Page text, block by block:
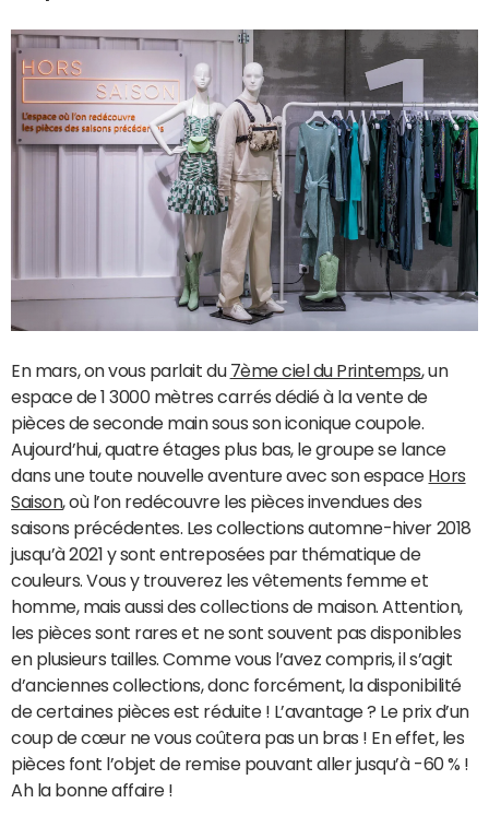
En mars, on vous parlait du 7ème ciel du Printemps, un
espace de 1 3000 mètres carrés dédié à la vente de
pièces de seconde main sous son iconique coupole.
Aujourd’hui, quatre étages plus bas, le groupe se lance
dans une toute nouvelle aventure avec son espace Hors
Saison, où l’on redécouvre les pièces invendues des
saisons précédentes. Les collections automne-hiver 2018
jusqu’à 2021 y sont entreposées par thématique de
couleurs. Vous y trouverez les vêtements femme et
homme, mais aussi des collections de maison. Attention,
les pièces sont rares et ne sont souvent pas disponibles
en plusieurs tailles. Comme vous l’avez compris, il s’agit
d’anciennes collections, donc forcément, la disponibilité
de certaines pièces est réduite ! L’avantage ? Le prix d’un
coup de cœur ne vous coûtera pas un bras ! En effet, les
pièces font l’objet de remise pouvant aller jusqu’à -60 % !
Ah la bonne affaire !